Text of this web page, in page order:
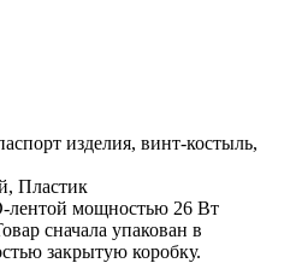
изделия, винт-костыль,
Пластик
лентой мощностью 26 Вт
сначала упакован в
закрытую коробку.